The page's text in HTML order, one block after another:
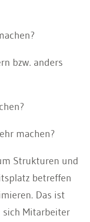
bzw. anders
machen?
Strukturen und
betreffen
Das ist
sich Mitarbeiter